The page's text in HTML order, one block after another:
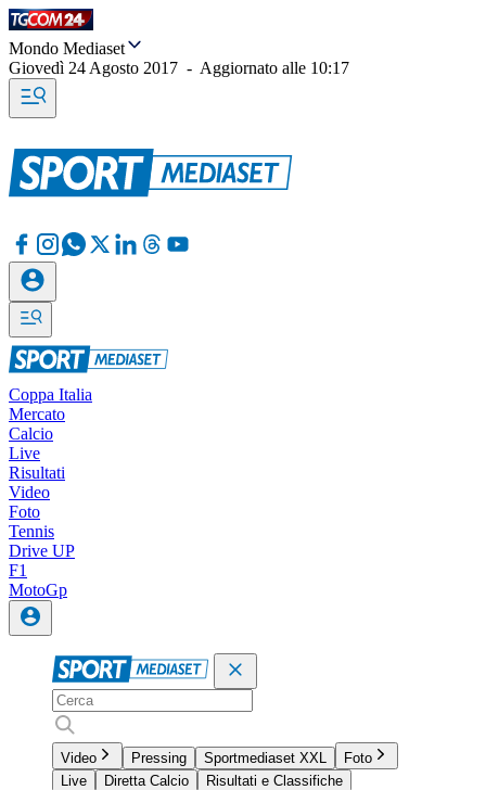
Mondo Mediaset
Giovedì 24 Agosto 2017 - Aggiornato alle 10:17
Coppa Italia
Mercato
Calcio
Live
Risultati
Video
Foto
Tennis
Drive UP
F1
MotoGp
Video Pressing Sportmediaset XXL
Foto
Live
Diretta Calcio
Risultati e Classifiche